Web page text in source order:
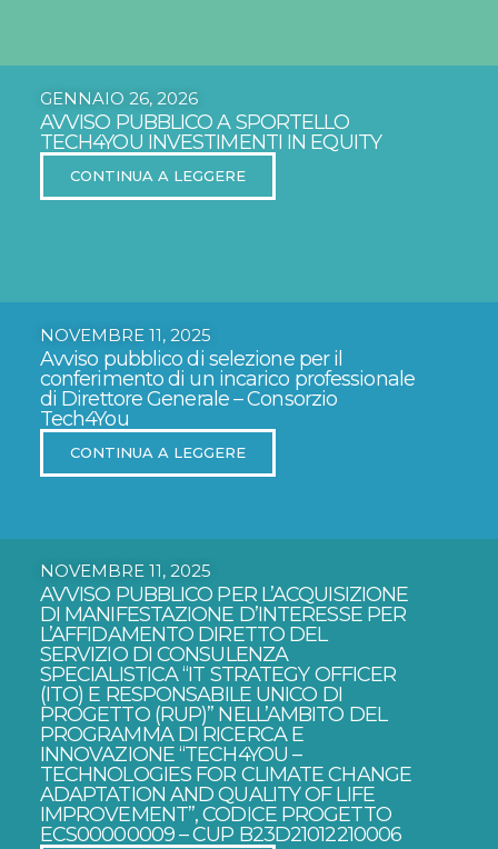
GENNAIO 26, 2026
AVVISO PUBBLICO A SPORTELLO
TECH4YOU INVESTIMENTI IN EQUITY
CONTINUA A LEGGERE
NOVEMBRE 11, 2025
Avviso pubblico di selezione per il
conferimento di un incarico professionale
di Direttore Generale – Consorzio
Tech4You
CONTINUA A LEGGERE
NOVEMBRE 11, 2025
AVVISO PUBBLICO PER L’ACQUISIZIONE
DI MANIFESTAZIONE D’INTERESSE PER
L’AFFIDAMENTO DIRETTO DEL
SERVIZIO DI CONSULENZA
SPECIALISTICA “IT STRATEGY OFFICER
(ITO) E RESPONSABILE UNICO DI
PROGETTO (RUP)” NELL’AMBITO DEL
PROGRAMMA DI RICERCA E
INNOVAZIONE “TECH4YOU –
TECHNOLOGIES FOR CLIMATE CHANGE
ADAPTATION AND QUALITY OF LIFE
IMPROVEMENT”, CODICE PROGETTO
ECS00000009 – CUP B23D21012210006